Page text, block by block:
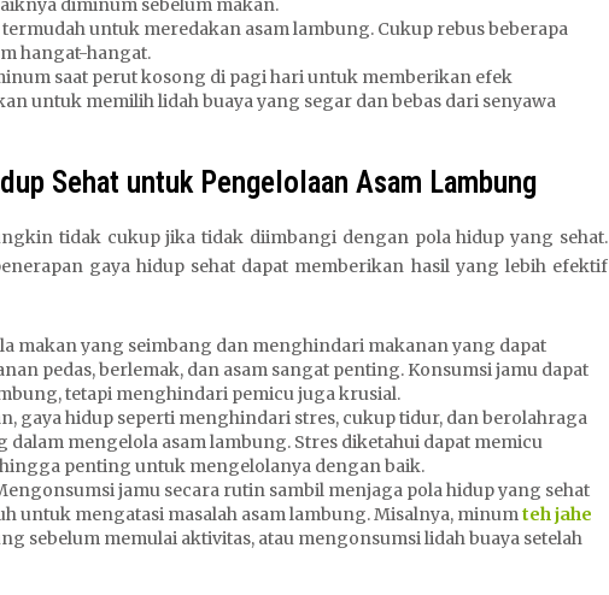
termudah untuk meredakan asam lambung. Cukup rebus beberapa
hangat-hangat.
saat perut kosong di pagi hari untuk memberikan efek
untuk memilih lidah buaya yang segar dan bebas dari senyawa
Sehat untuk Pengelolaan Asam Lambung
tidak cukup jika tidak diimbangi dengan pola hidup yang sehat.
gaya hidup sehat dapat memberikan hasil yang lebih efektif
makan yang seimbang dan menghindari makanan yang dapat
pedas, berlemak, dan asam sangat penting. Konsumsi jamu dapat
tetapi menghindari pemicu juga krusial.
gaya hidup seperti menghindari stres, cukup tidur, dan berolahraga
mengelola asam lambung. Stres diketahui dapat memicu
penting untuk mengelolanya dengan baik.
jamu secara rutin sambil menjaga pola hidup yang sehat
untuk mengatasi masalah asam lambung. Misalnya, minumteh jahe
sebelum memulai aktivitas, atau mengonsumsi lidah buaya setelah